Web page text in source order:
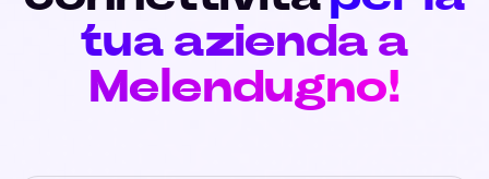
tua azienda a
Melendugno!